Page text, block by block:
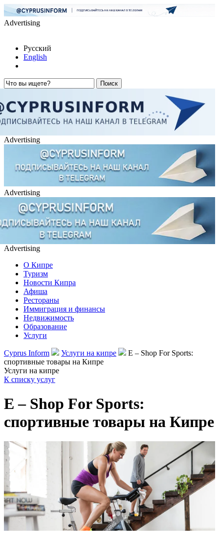
Advertising
Русский
English
Advertising
Advertising
Advertising
О Кипре
Туризм
Новости Кипра
Афиша
Рестораны
Иммиграция и финансы
Недвижимость
Образование
Услуги
Cyprus Inform Услуги на кипре
E – Shop For Sports:
спортивные товары на Кипре
Услуги на кипре
К списку услуг
E – Shop For Sports:
спортивные товары на Кипре